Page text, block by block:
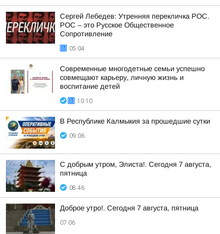
Сергей Лебедев: Утренняя перекличка РОС.
РОС – это Русское Общественное
Сопротивление
05:04
Современные многодетные семьи успешно
совмещают карьеру, личную жизнь и
воспитание детей
10:10
В Республике Калмыкия за прошедшие сутки
09:06
С добрым утром, Элиста!. Сегодня 7 августа,
пятница
08:46
Доброе утро!. Сегодня 7 августа, пятница
07:06